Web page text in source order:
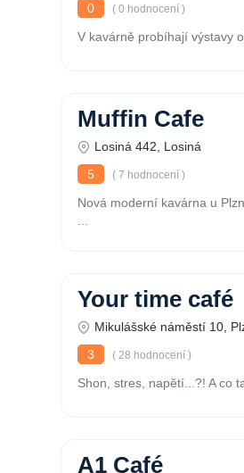
0
( 0 hodnocení )
V kavárně probíhají výstavy
Muffin Cafe
Losiná 442, Losiná
5
( 7 hodnocení )
Nová moderní kavárna u
Your time café
Mikulášské náměstí 10,
3
( 28 hodnocení )
Shon, stres, napětí...?! A co
A1 Café